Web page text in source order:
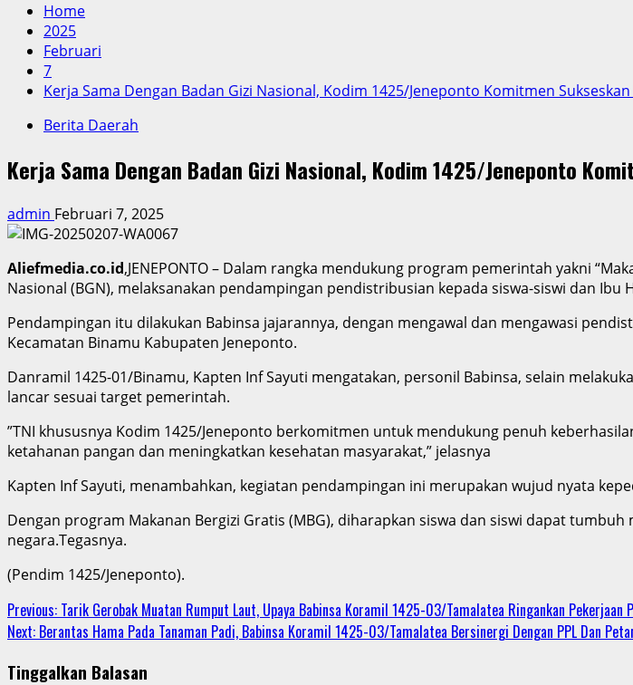
Home
2025
Februari
7
Kerja Sama Dengan Badan Gizi Nasional, Kodim 1425/Jeneponto Komitmen
Berita Daerah
Kerja Sama Dengan Badan Gizi Nasional, Kodim 1425/Jeneponto
admin Februari 7, 2025
Aliefmedia.co.id,JENEPONTO – Dalam rangka mendukung program pemerintah yakni
Nasional (BGN), melaksanakan pendampingan pendistribusian kepada siswa-siswi dan Ibu
Pendampingan itu dilakukan Babinsa jajarannya, dengan mengawal dan mengawasi
Kecamatan Binamu Kabupaten Jeneponto.
Danramil 1425-01/Binamu, Kapten Inf Sayuti mengatakan, personil Babinsa, selain
lancar sesuai target pemerintah.
”TNI khususnya Kodim 1425/Jeneponto berkomitmen untuk mendukung penuh
ketahanan pangan dan meningkatkan kesehatan masyarakat,” jelasnya
Kapten Inf Sayuti, menambahkan, kegiatan pendampingan ini merupakan wujud nyata
Dengan program Makanan Bergizi Gratis (MBG), diharapkan siswa dan siswi dapat
negara.Tegasnya.
(Pendim 1425/Jeneponto).
Continue
Reading
Previous: Tarik Gerobak Muatan Rumput Laut, Upaya Babinsa Koramil 1425-03/Tamalatea Ringankan Pekerjaan
Next: Berantas Hama Pada Tanaman Padi, Babinsa Koramil 1425-03/Tamalatea Bersinergi Dengan PPL Dan
Tinggalkan Balasan